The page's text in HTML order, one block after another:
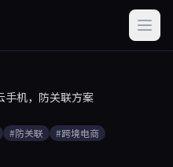
机，防关联方案
#防关联
#跨境电商